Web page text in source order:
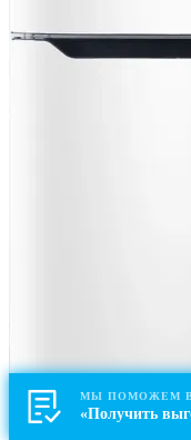
МЫ ПОМОЖЕМ
«Получить